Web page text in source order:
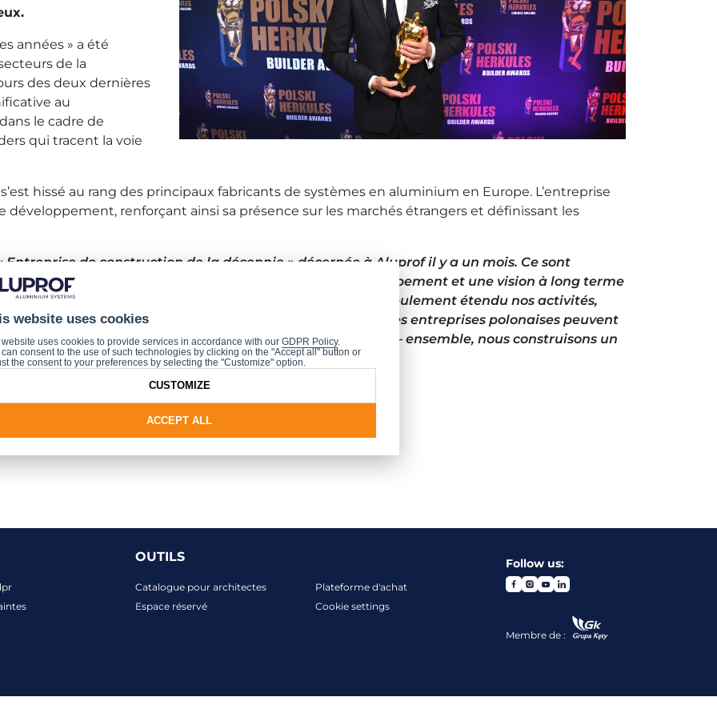
années » a été
de la
des deux dernières
au
le cadre de
qui tracent la voie
hissé au rang des principaux fabricants de systèmes en aluminium en Europe. L’entreprise
développement, renforçant ainsi sa présence sur les marchés étrangers et définissant les
de construction de la décennie » décernée à Aluprof il y a un mois. Ce sont
que la constance, les investissements dans le développement et une vision à long terme
internationale. Au fil des ans, nous avons non seulement étendu nos activités,
du secteur de la construction, démontrant ainsi que les entreprises polonaises peuvent
Je remercie tous ceux qui font partie de ce parcours – ensemble, nous construisons un
OUTILS
Catalogue pour architectes
Espace réservé
Plateforme d'achat
Cookie settings
Follow us:
Membre de :
website uses cookies
uses cookies to provide services in accordance with our GDPR Policy.
can consent to the use of such technologies by clicking on the "Accept all" button or
the consent to your preferences by selecting the "Customize" option.
ACCEPT ALL
CUSTOMIZE